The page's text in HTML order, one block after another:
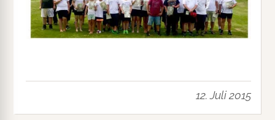
12. Juli 2015